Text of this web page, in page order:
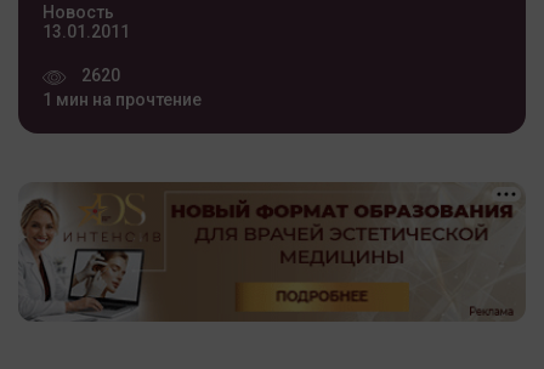
Новость
13.01.2011
2620
1 мин на прочтение